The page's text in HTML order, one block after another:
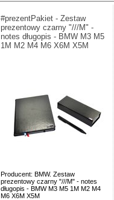
#prezentPakiet - Zestaw
prezentowy czarny "///M" -
notes długopis - BMW M3 M5
1M M2 M4 M6 X6M X5M
Producent: BMW. Zestaw
prezentowy czarny "///M" - notes
długopis - BMW M3 M5 1M M2 M4
M6 X6M X5M